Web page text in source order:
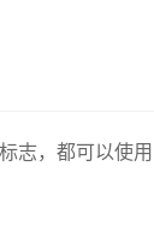
志，都可以使用